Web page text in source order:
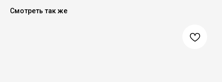
Смотреть так же